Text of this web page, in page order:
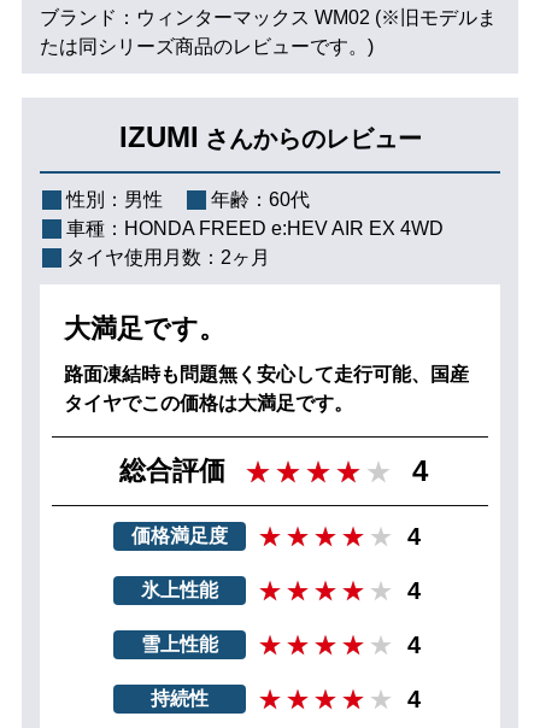
ブランド：ウィンターマックス WM02 (※旧モデルま
たは同シリーズ商品のレビューです。)
IZUMI さんからのレビュー
性別： 男性 年齢： 60代
車種： HONDA FREED e:HEV AIR EX 4WD
タイヤ使用月数： 2ヶ月
大満足です。
路面凍結時も問題無く安心して走行可能、国産
タイヤでこの価格は大満足です。
総合評価 4
価格満足度 4
氷上性能 4
雪上性能 4
持続性 4